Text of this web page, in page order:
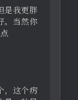
是我更胖
。当然你
，这个疠